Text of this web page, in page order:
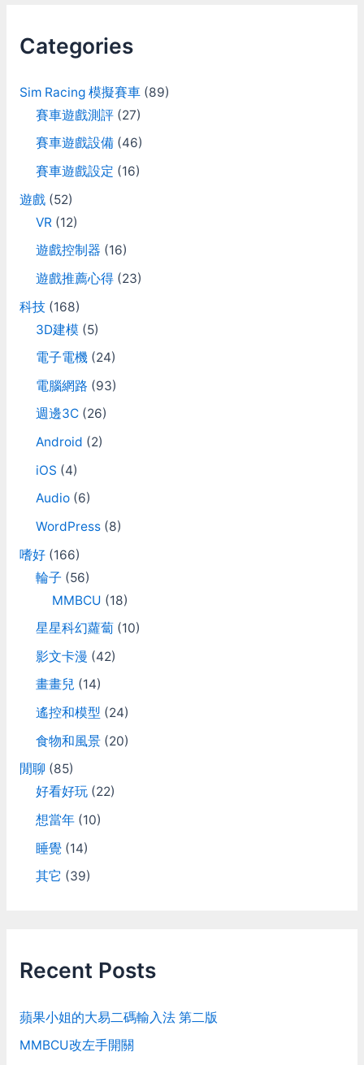
h
Categories
Sim Racing 模擬賽車(89)
賽車遊戲測評(27)
賽車遊戲設備(46)
賽車遊戲設定 (16)
遊戲(52)
VR (12)
遊戲控制器 (16)
遊戲推薦心得(23)
科技(168)
3D建模 (5)
電子電機(24)
電腦網路 (93)
週邊3C(26)
Android (2)
iOS (4)
Audio(6)
WordPress(8)
嗜好(166)
輪子 (56)
MMBCU (18)
星星科幻蘿蔔(10)
影文卡漫 (42)
畫畫兒 (14)
遙控和模型 (24)
食物和風景(20)
閒聊 (85)
好看好玩(22)
想當年(10)
睡覺(14)
其它 (39)
Recent Posts
蘋果小姐的大易二碼輸入法 第二版
MMBCU改左手開關